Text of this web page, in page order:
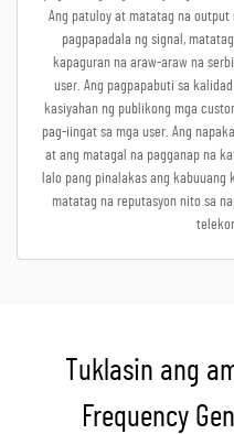
Ang patuloy at matatag na output
pagpapadala ng signal,
kapaguran na araw-araw na
user. Ang pagpapabuti sa
kasiyahan ng publikong mga
pag-iingat sa mga user. Ang
at ang matagal na pagganap na
lalo pang pinalakas ang kabuuang
matatag na reputasyon nito sa
Tuklasin ang
Frequency